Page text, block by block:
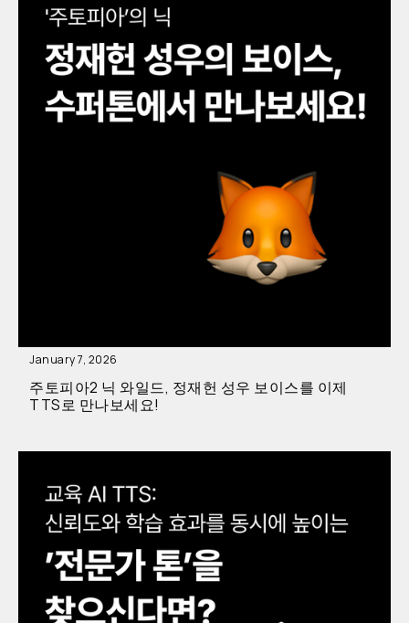
January 7, 2026
주토피아2 닉 와일드, 정재헌 성우 보이스를 이제
TTS로 만나보세요!